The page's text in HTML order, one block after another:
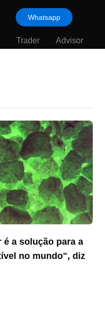
Whatsapp
Trader Advisor
a solução para a
no mundo", diz